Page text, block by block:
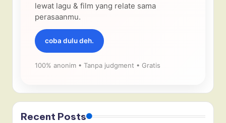
lewat lagu & film yang relate sama
perasaanmu.
coba dulu deh.
100% anonim • Tanpa judgment • Gratis
Recent Posts